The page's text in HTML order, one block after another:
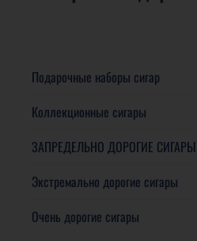
Подарочные наборы сигар
Коллекционные сигары
ЗАПРЕДЕЛЬНО ДОРОГИЕ СИГАРЫ
Экстремально дорогие сигары
Очень дорогие сигары